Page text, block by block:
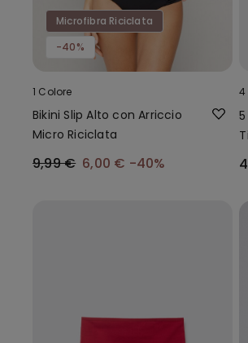
Microfibra Riciclata
-40%
1 Colore
Bikini Slip Alto con Arriccio
Micro Riciclata
9,99 € 6,00 € -40%
4